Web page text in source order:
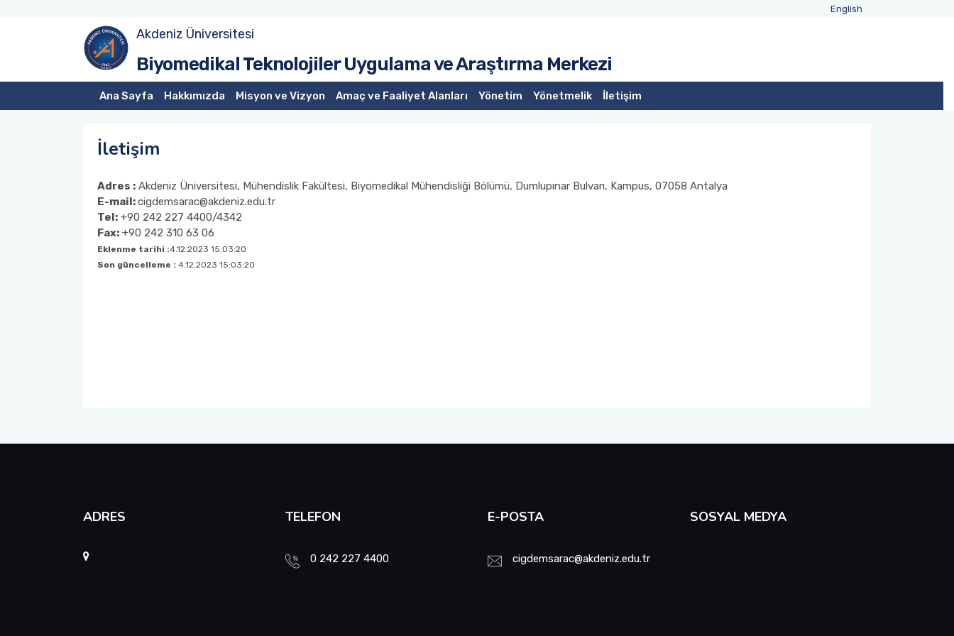
English
Akdeniz Üniversitesi
Biyomedikal Teknolojiler Uygulama ve Araştırma Merkezi
Ana Sayfa Hakkımızda Misyon ve Vizyon Amaç ve Faaliyet Alanları Yönetim Yönetmelik İletişim
İletişim
Adres : Akdeniz Üniversitesi, Mühendislik Fakültesi, Biyomedikal Mühendisliği Bölümü, Dumlupınar Bulvarı, Kampus, 07058 Antalya
E-mail:cigdemsarac@akdeniz.edu.tr
Tel: +90 242 227 4400/4342
Fax: +90 242 310 63 06
Eklenme tarihi :4.12.2023 15:03:20
Son güncelleme : 4.12.2023 15:03:20
ADRES TELEFON
0 242 227 4400
E-POSTA
cigdemsarac@akdeniz.edu.tr
SOSYAL MEDYA